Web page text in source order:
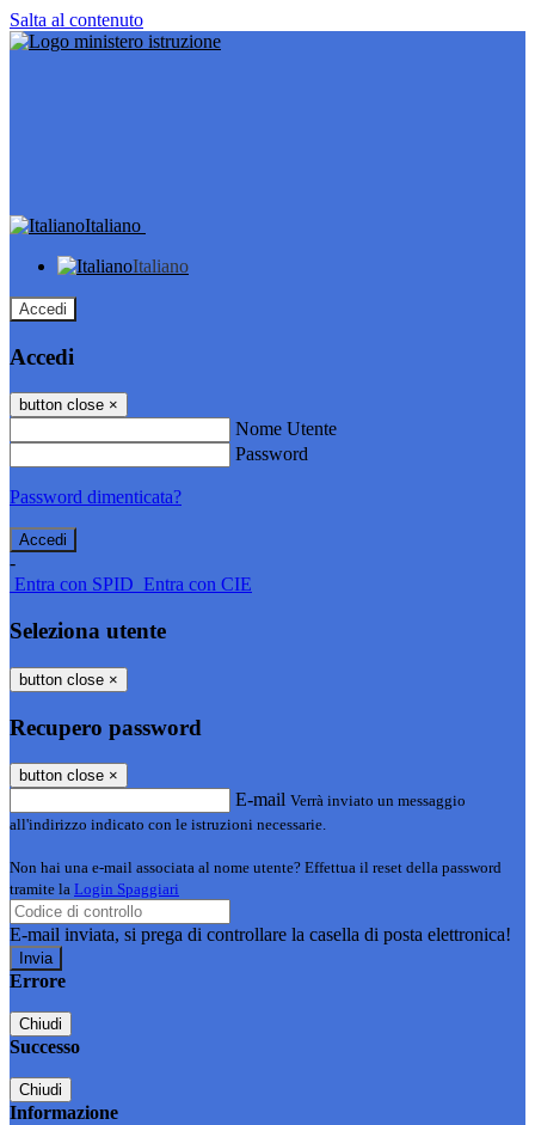
Salta al contenuto
Italiano
Italiano
Accedi
Accedi
button close ×
Nome Utente
Password
Password dimenticata?
-
Entra con SPID Entra con CIE
Seleziona utente
button close ×
Recupero password
button close ×
E-mail Verrà inviato un messaggio
all'indirizzo indicato con le istruzioni necessarie.
Non hai una e-mail associata al nome utente? Effettua il reset della password
tramite la Login Spaggiari
E-mail inviata, si prega di controllare la casella di posta elettronica!
Errore
Chiudi
Successo
Chiudi
Informazione